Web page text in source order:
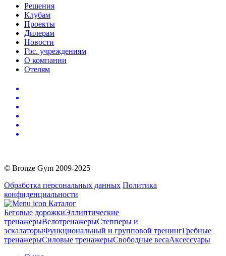
Решения
Клубам
Проекты
Дилерам
Новости
Гос. учреждениям
О компании
Отелям
© Bronze Gym 2009-2025
Обработка персональных данных Политика
конфиденциальности
Каталог
Беговые дорожкиЭллиптические
тренажерыВелотренажерыСтепперы и
эскалаторыФункциональный и групповой тренингГребные
тренажерыСиловые тренажерыСвободные весаАксессуары